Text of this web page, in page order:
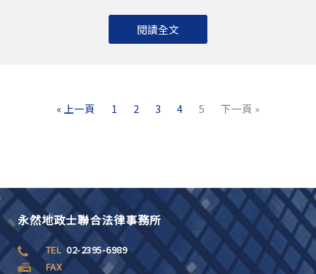
閱讀全文
« 上一頁 1 2 3 4 5 下一頁 »
永然地政士聯合法律事務所
TEL02-2395-6989
FAX